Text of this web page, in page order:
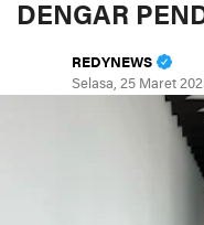
DENGAR
REDYNEWS
Selasa, 25 Maret